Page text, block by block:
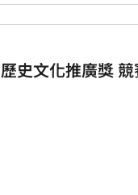
歷史文化推廣獎